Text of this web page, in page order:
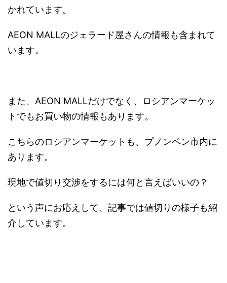
かれています。
AEON MALLのジェラード屋さんの情報も含まれて
います。
また、AEON MALLだけでなく、ロシアンマーケッ
トでもお買い物の情報もあります。
こちらのロシアンマーケットも、プノンペン市内に
あります。
現地で値切り交渉をするには何と言えばいいの？
という声にお応えして、記事では値切りの様子も紹
介しています。